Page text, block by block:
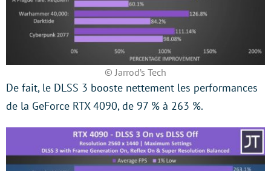
© Jarrod’s Tech
De fait, le DLSS 3 booste nettement les performances
de la GeForce RTX 4090, de 97 % à 263 %.